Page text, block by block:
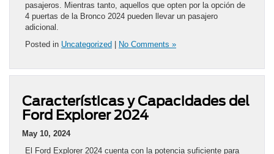
pasajeros. Mientras tanto, aquellos que opten por la opción de
4 puertas de la Bronco 2024 pueden llevar un pasajero
adicional.
Posted in Uncategorized No Comments »
Características y Capacidades del
Ford Explorer 2024
May 10, 2024
El Ford Explorer 2024 cuenta con la potencia suficiente para